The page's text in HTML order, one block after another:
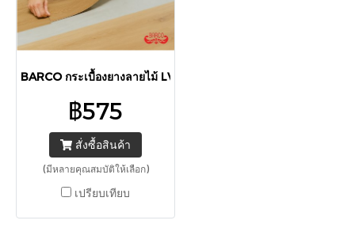
BARCO กระเบื้องยางลายไม้ LVT แบบมีกาวในตัว 36 แผ่น 5 ตร.ม./ก
฿575
สั่งซื้อสินค้า
(มีหลายคุณสมบัติให้เลือก)
เปรียบเทียบ